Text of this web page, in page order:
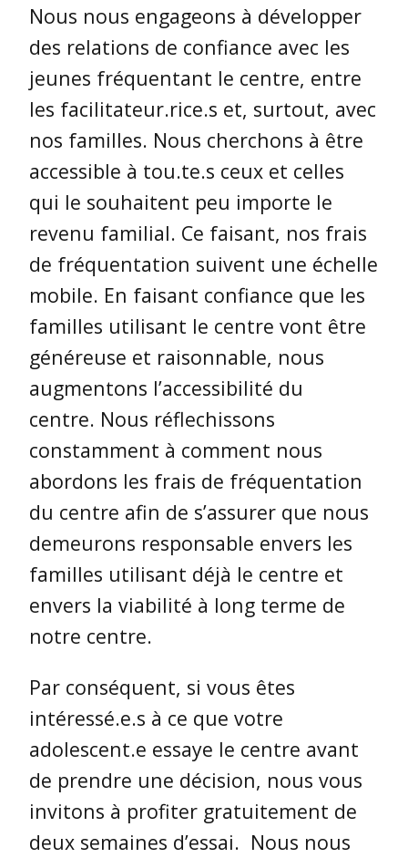
Nous nous engageons à développer
des relations de confiance avec les
jeunes fréquentant le centre, entre
les facilitateur.rice.s et, surtout, avec
nos familles. Nous cherchons à être
accessible à tou.te.s ceux et celles
qui le souhaitent peu importe le
revenu familial. Ce faisant, nos frais
de fréquentation suivent une échelle
mobile. En faisant confiance que les
familles utilisant le centre vont être
généreuse et raisonnable, nous
augmentons l’accessibilité du
centre. Nous réflechissons
constamment à comment nous
abordons les frais de fréquentation
du centre afin de s’assurer que nous
demeurons responsable envers les
familles utilisant déjà le centre et
envers la viabilité à long terme de
notre centre.
Par conséquent, si vous êtes
intéressé.e.s à ce que votre
adolescent.e essaye le centre avant
de prendre une décision, nous vous
invitons à profiter gratuitement de
deux semaines d’essai. Nous nous